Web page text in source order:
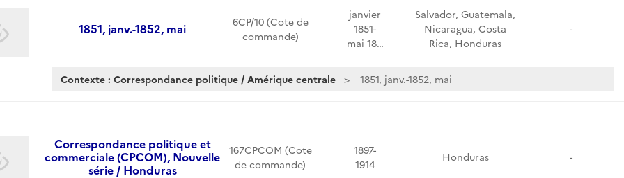
1851, janv.-1852, mai
6CP/10 (Cote de
commande)
janvier
1851-
mai 18…
Salvador, Guatemala,
Nicaragua, Costa
Rica, Honduras
-
Contexte : Correspondance politique / Amérique centrale 1851, janv.-1852, mai
Correspondance politique et
commerciale (CPCOM), Nouvelle
série / Honduras
167CPCOM (Cote
de commande)
1897-
1914
Honduras -